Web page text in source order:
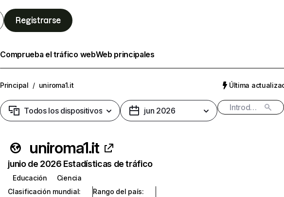
Registrarse
Comprueba el tráfico webWeb principales
Principal / uniroma1.it Última
Todos los dispositivos jun 2026
uniroma1.it
junio de 2026 Estadísticas de tráfico
Educación
Ciencia
Clasificación mundial:
Rango del país: